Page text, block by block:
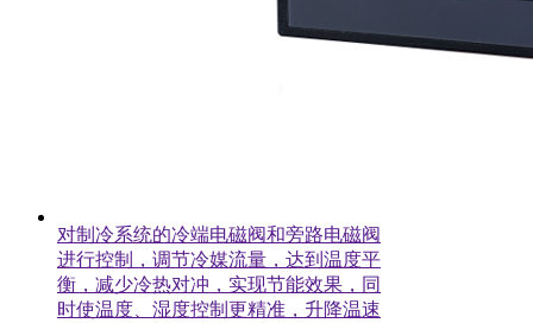
对制冷系统的冷端电磁阀和旁路电磁阀
进行控制，调节冷媒流量，达到温度平
衡，减少冷热对冲，实现节能效果，同
时使温度、湿度控制更精准，升降温速